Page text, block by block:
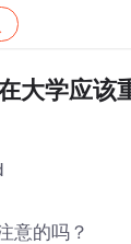
帖子详情
大学应该
意的吗？